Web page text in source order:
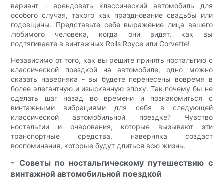
вариант - арендовать классический автомобиль для
особого случая, такого как празднование свадьбы или
годовщины. Представьте себе выражение лица вашего
любимого человека, когда они видят, как вы
подтягиваете в винтажных Rolls Royce или Corvette!
Независимо от того, как вы решите принять ностальгию с
классической поездкой на автомобиле, одно можно
сказать наверняка - вы будете перенесены вовремя в
более элегантную и изысканную эпоху. Так почему бы не
сделать шаг назад во времени и познакомиться с
винтажными вибрациями для себя в следующей
классической автомобильной поездке? Чувство
ностальгии и очарования, которые вызывают эти
транспортные средства, наверняка создаст
воспоминания, которые будут длиться всю жизнь.
- Советы по ностальгическому путешествию с
винтажной автомобильной поездкой